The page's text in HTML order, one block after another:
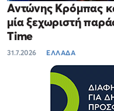
Αντώνης Κρόμπας
μία ξεχωριστή
Time
31.7.2026 ΕΛΛΑΔΑ